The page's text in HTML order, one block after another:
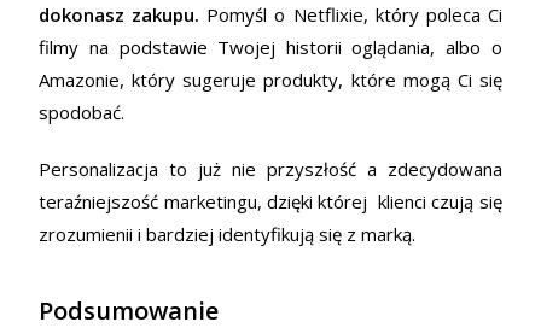
dokonasz zakupu. Pomyśl o Netflixie, który poleca Ci
filmy na podstawie Twojej historii oglądania, albo o
Amazonie, który sugeruje produkty, które mogą Ci się
spodobać.
Personalizacja to już nie przyszłość a zdecydowana
teraźniejszość marketingu, dzięki której klienci czują się
zrozumienii i bardziej identyfikują się z marką.
Podsumowanie